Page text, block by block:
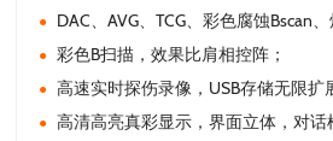
● DAC、AVG、TCG、彩色腐蚀Bscan
● 彩色B扫描，效果比肩相控阵；
● 高速实时探伤录像，USB存储无限
● 高清高亮真彩显示，界面立体，对话